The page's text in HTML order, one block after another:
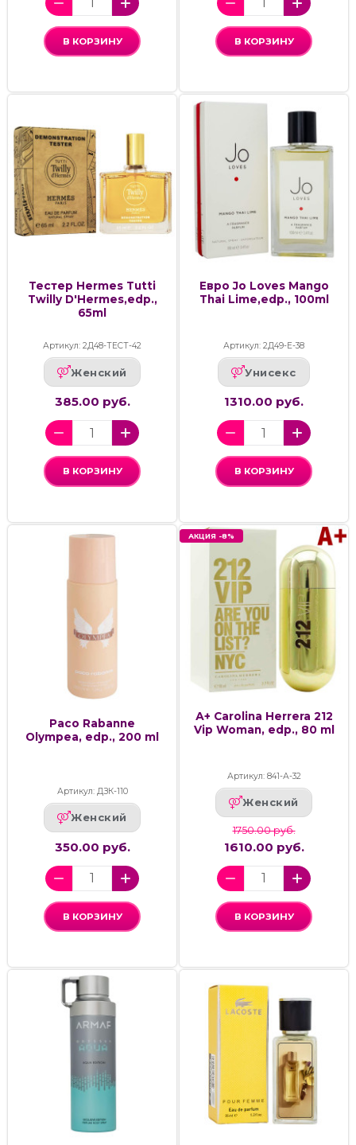
В КОРЗИНУ В КОРЗИНУ
Тестер Hermes Tutti
Twilly D'Hermes,edp.,
65ml
Артикул: 2Д48-ТЕСТ-42
Женский
385.00 руб.
В КОРЗИНУ
Евро Jo Loves Mango
Thai Lime,edp., 100ml
Артикул: 2Д49-Е-38
Унисекс
1310.00 руб.
В КОРЗИНУ
Paco Rabanne
Olympea, edp., 200 ml
Артикул: ДЗК-110
Женский
350.00 руб.
В КОРЗИНУ
АКЦИЯ -8%
А+ Carolina Herrera 212
Vip Woman, edp., 80 ml
Артикул: 841-А-32
Женский
1750.00 руб.
1610.00 руб.
В КОРЗИНУ